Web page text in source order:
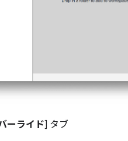
ーライド] タブ